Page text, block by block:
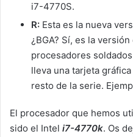
i7-4770S.
R: Esta es la nueva
¿BGA? Sí, es la
procesadores
lleva una tarjeta
resto de la serie.
El procesador que hemos
sido el Intel i7-4770k. Os